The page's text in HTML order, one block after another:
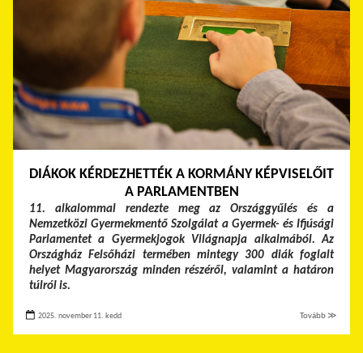
DIÁKOK KÉRDEZHETTÉK A KORMÁNY KÉPVISELŐIT
A PARLAMENTBEN
11. alkalommal rendezte meg az Országgyűlés és a
Nemzetközi Gyermekmentő Szolgálat a Gyermek- és Ifjúsági
Parlamentet a Gyermekjogok Világnapja alkalmából. Az
Országház Felsőházi termében mintegy 300 diák foglalt
helyet Magyarország minden részéről, valamint a határon
túlról is.
2025. november 11. kedd Tovább ≫